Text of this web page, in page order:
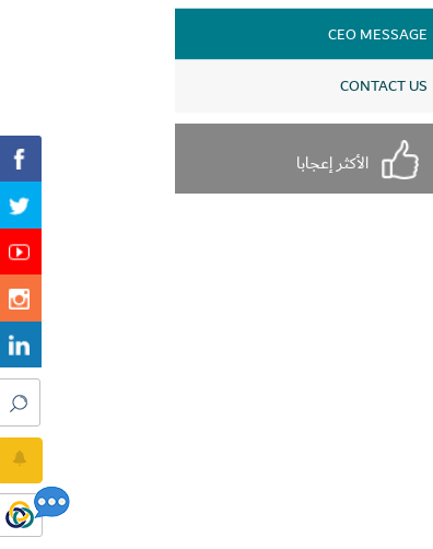
CEO MESSAGE
CONTACT US
الأكثر إعجابا